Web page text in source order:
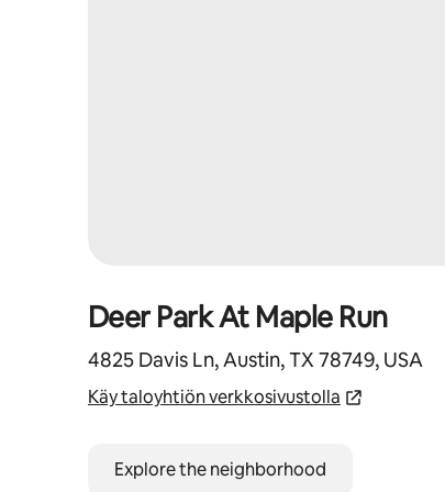
Deer Park At Maple Run
4825 Davis Ln, Austin, TX 78749, USA
Käy taloyhtiön verkkosivustolla
Explore the neighborhood